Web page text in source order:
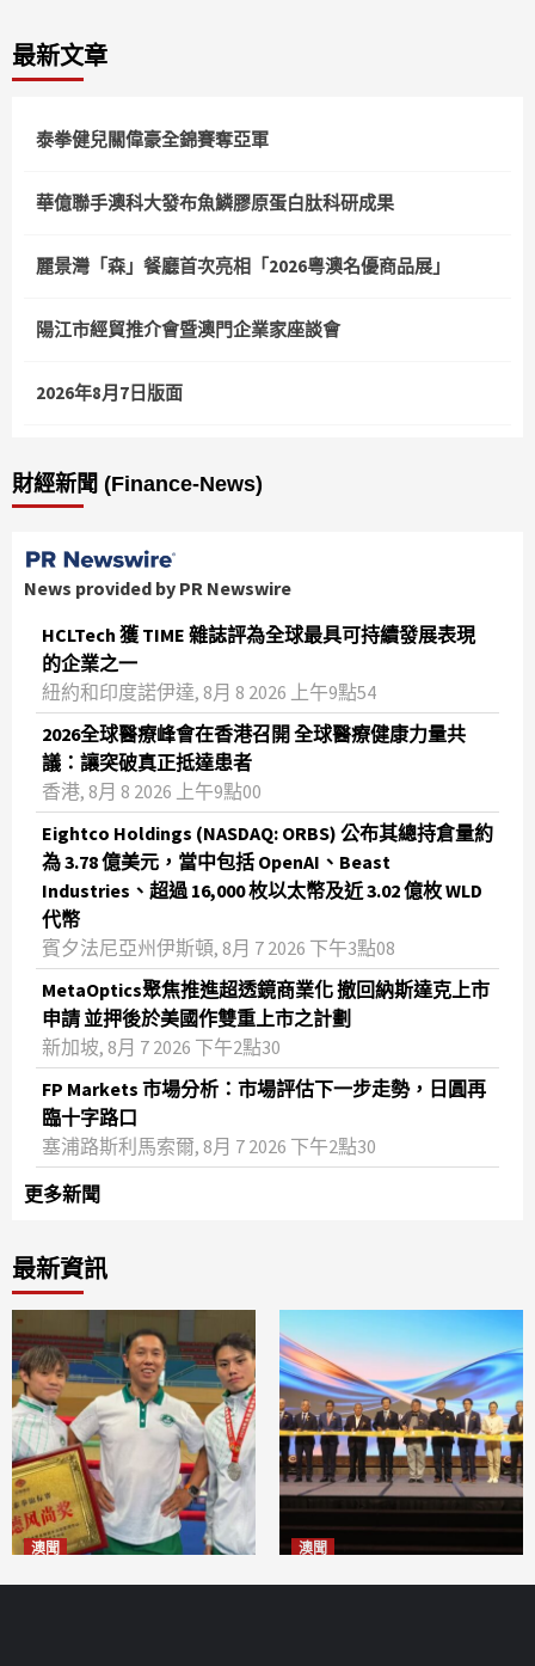
最新文章
泰拳健兒關偉豪全錦賽奪亞軍
華億聯手澳科大發布魚鱗膠原蛋白肽科研成果
麗景灣「森」餐廳首次亮相「2026粵澳名優商品展」
陽江市經貿推介會暨澳門企業家座談會
2026年8月7日版面
財經新聞 (Finance-News)
News provided by PR Newswire
HCLTech 獲 TIME 雜誌評為全球最具可持續發展表現
的企業之一
紐約和印度諾伊達, 8月 8 2026 上午9點54
2026全球醫療峰會在香港召開 全球醫療健康力量共
議：讓突破真正抵達患者
香港, 8月 8 2026 上午9點00
Eightco Holdings (NASDAQ: ORBS) 公布其總持倉量約
為 3.78 億美元，當中包括 OpenAI、Beast
Industries、超過 16,000 枚以太幣及近 3.02 億枚 WLD
代幣
賓夕法尼亞州伊斯頓, 8月 7 2026 下午3點08
MetaOptics聚焦推進超透鏡商業化 撤回納斯達克上市
申請 並押後於美國作雙重上市之計劃
新加坡, 8月 7 2026 下午2點30
FP Markets 市場分析：市場評估下一步走勢，日圓再
臨十字路口
塞浦路斯利馬索爾, 8月 7 2026 下午2點30
更多新聞
最新資訊
澳聞 澳聞